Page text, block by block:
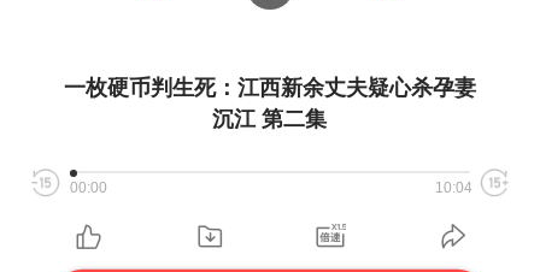
一枚硬币判生死：江西新余丈夫疑心杀孕妻
沉江 第二集
00:00 10:04